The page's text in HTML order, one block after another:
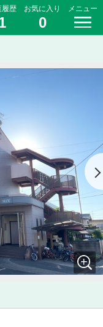
履歴 お気に入り
0
メニュー